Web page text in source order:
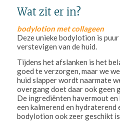
Wat zit er in?
bodylotion met collageen
Deze unieke bodylotion is
verstevigen van de huid.
Tijdens het afslanken is het
goed te verzorgen, maar we
huid slapper wordt naarmate
overgang doet daar ook geen
De ingrediënten havermout
een kalmerend en
bodylotion ook zeer geschikt